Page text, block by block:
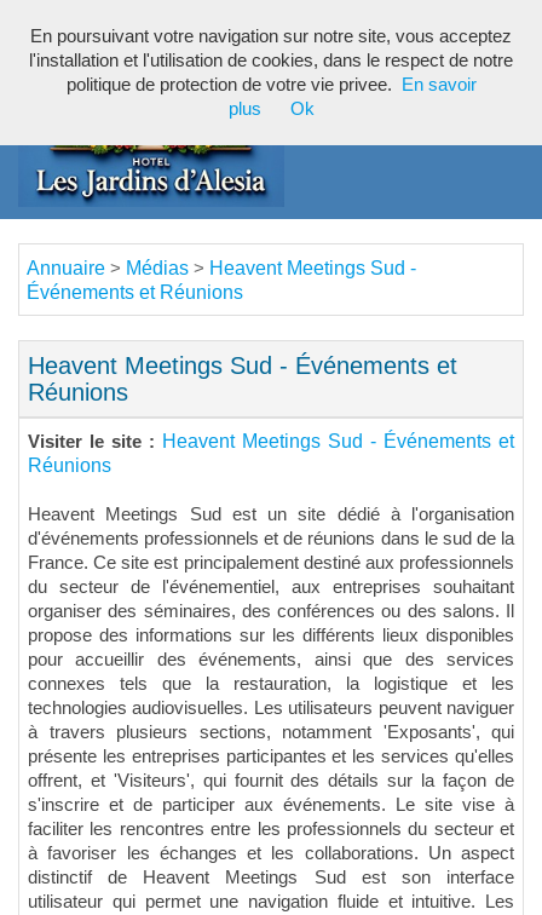
Annuaire > Médias > Heavent Meetings Sud -
Événements et Réunions
Heavent Meetings Sud - Événements et
Réunions
Visiter le site : Heavent Meetings Sud - Événements et
Réunions
Heavent Meetings Sud est un site dédié à l'organisation
d'événements professionnels et de réunions dans le sud de la
France. Ce site est principalement destiné aux professionnels
du secteur de l'événementiel, aux entreprises souhaitant
organiser des séminaires, des conférences ou des salons. Il
propose des informations sur les différents lieux disponibles
pour accueillir des événements, ainsi que des services
connexes tels que la restauration, la logistique et les
technologies audiovisuelles. Les utilisateurs peuvent naviguer
à travers plusieurs sections, notamment 'Exposants', qui
présente les entreprises participantes et les services qu'elles
offrent, et 'Visiteurs', qui fournit des détails sur la façon de
s'inscrire et de participer aux événements. Le site vise à
faciliter les rencontres entre les professionnels du secteur et
à favoriser les échanges et les collaborations. Un aspect
distinctif de Heavent Meetings Sud est son interface
utilisateur qui permet une navigation fluide et intuitive. Les
En poursuivant votre navigation sur notre site, vous acceptez
l'installation et l'utilisation de cookies, dans le respect de notre
politique de protection de votre vie privee.
En savoir
plus
Ok